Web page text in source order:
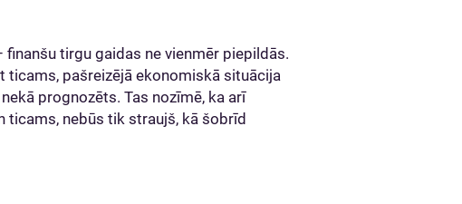
tirgu gaidas ne vienmēr piepildās.
ticams, pašreizējā ekonomiskā situācija
prognozēts. Tas nozīmē, ka arī
ticams, nebūs tik straujš, kā šobrīd